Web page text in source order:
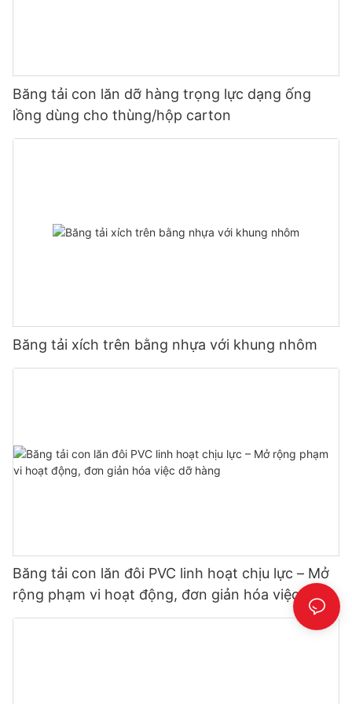
Băng tải con lăn dỡ hàng trọng lực dạng ống
lồng dùng cho thùng/hộp carton
Băng tải xích trên bằng nhựa với khung nhôm
Băng tải con lăn đôi PVC linh hoạt chịu lực – Mở
rộng phạm vi hoạt động, đơn giản hóa việc dỡ
hàng